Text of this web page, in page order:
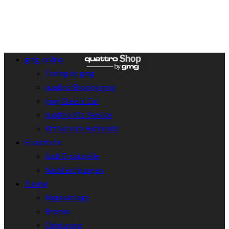
gmg-online
Tuning by gmg
quattro Shop by gmg
gmg Classic Car
quattro Kfz-Service
Kfz Service Hafenlohr
Ersatzteile
Audi Ersatzteile
Nachfertigungen
Tuning
Abgasanlage
Bremse
Chiptuning